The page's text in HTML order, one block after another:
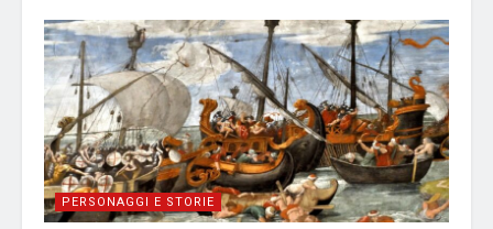
PERSONAGGI E STORIE